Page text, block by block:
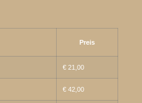
Preis
€ 21,00
€ 42,00